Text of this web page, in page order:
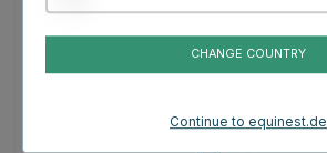
20 20
CHANGE COUNTRY
Continue to equinest.de